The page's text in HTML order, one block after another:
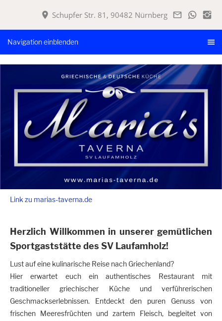
Schupfer Str. 81, 90482 Nürnberg
Navigation einblenden
Link zu marias-taverna.de
Herzlich Willkommen in unserer gemütlichen
Sportgaststätte des SV Laufamholz!
Lust auf eine kulinarische Reise nach Griechenland?
Hier erwartet euch ein authentisches Restaurant mit
traditioneller griechischer Küche und verführerischen
Geschmackserlebnissen. Entdeckt den puren Genuss von
frischen Meeresfrüchten und zartem Fleisch, begleitet von